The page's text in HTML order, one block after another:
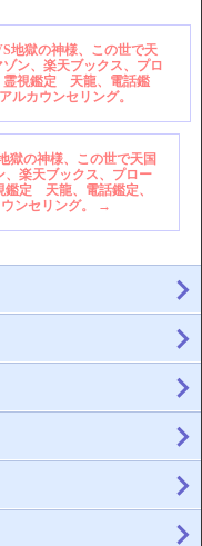
地獄の神様、この世で天
ン、楽天ブックス、プロ
霊視鑑定 天龍、電話鑑
カウンセリング。
獄の神様、この世で天国
楽天ブックス、プロー
鑑定 天龍、電話鑑定、
ンセリング。
→